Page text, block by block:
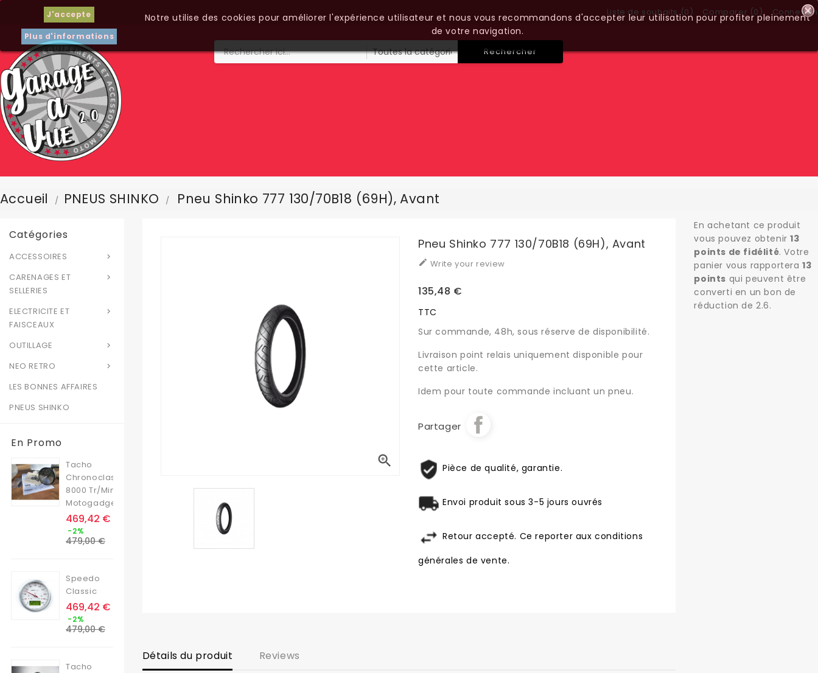
Connexion
Comparer (0)
Liste de souhaits (0)
Rechercher
J'accepte
Plus d'informations
Notre utilise des cookies pour améliorer l'expérience utilisateur et nous vous recommandons d'accepter leur utilisation pour profiter pleinement
de votre navigation.
Accueil PNEUS SHINKO Pneu Shinko 777 130/70B18 (69H), Avant
Catégories

ACCESSOIRES

CARENAGES ET
SELLERIES

ELECTRICITE ET
FAISCEAUX

OUTILLAGE

NEO RETRO
LES BONNES AFFAIRES
PNEUS SHINKO
En Promo
Tacho
Chronoclassic
8000 Tr/min
Motogadget
Prix
469,42 €
-2%
de
479,00 €
Speedo
Classic
Prix
469,42 €
-2%
de
479,00 €
Tacho

Pneu Shinko 777 130/70B18 (69H), Avant
 Write your review
135,48 €
TTC
Sur commande, 48h, sous réserve de disponibilité.
Livraison point relais uniquement disponible pour
cette article.
Idem pour toute commande incluant un pneu.
Partager
Pièce de qualité, garantie.
Envoi produit sous 3-5 jours ouvrés
Retour accepté. Ce reporter aux conditions
générales de vente.
Détails du produit Reviews
En achetant ce produit
vous pouvez obtenir13
points de fidélité. Votre
panier vous rapportera13
points qui peuvent être
converti en un bon de
réduction de2.6.